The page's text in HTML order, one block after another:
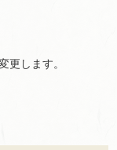
更します。